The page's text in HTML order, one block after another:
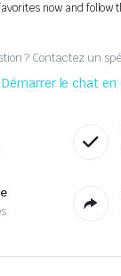
now and follow
? Contactez un
Démarrer le chat